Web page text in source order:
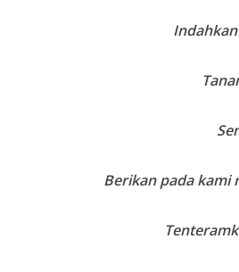
Berikan pada kami